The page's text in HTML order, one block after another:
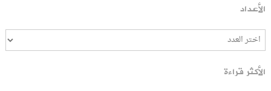
الأعداد
الأكثر قراءة